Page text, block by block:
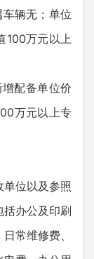
辆无；单位
100万元以上
配备单位价
万元以上专
位以及参照
办公及印刷
常维修费、